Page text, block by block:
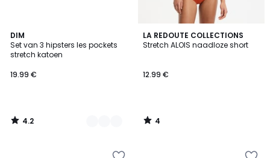
DIM
Set van 3 hipsters les pockets
stretch katoen
19.99 €
4.2
/ 5
5
Kleuren
4.2
/
LA REDOUTE COLLECTIONS
Stretch ALOIS naadloze short
12.99 €
4
/
4
/